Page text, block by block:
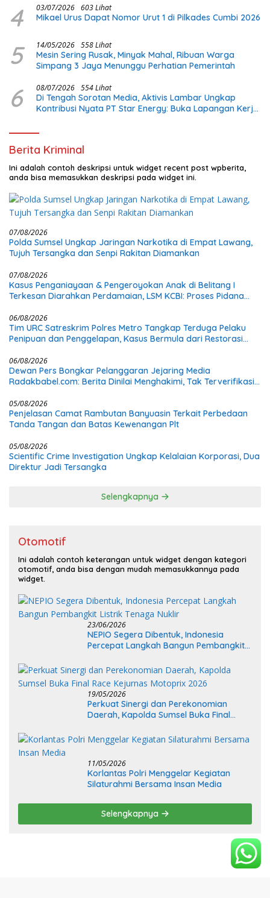
4 03/07/2026 603 Lihat
Mikael Urus Dapat Nomor Urut 1 di Pilkades Cumbi 2026
5 14/05/2026 558 Lihat
Mesin Sering Rusak, Minyak Mahal, Ribuan Warga
Simpang 3 Jaya Menunggu Perhatian Pemerintah
6 08/07/2026 554 Lihat
Di Tengah Sorotan Media, Aktivis Lambar Ungkap
Kontribusi Nyata PT Star Energy: Buka Lapangan Kerja
Berita Kriminal
Ini adalah contoh deskripsi untuk widget recent post wpberita,
anda bisa memasukkan deskripsi pada widget ini.
07/08/2026
Polda Sumsel Ungkap Jaringan Narkotika di Empat Lawang,
Tujuh Tersangka dan Senpi Rakitan Diamankan
07/08/2026
Kasus Penganiayaan & Pengeroyokan Anak di Belitang I
Terkesan Diarahkan Perdamaian, LSM KCBI: Proses Pidana
06/08/2026
Tim URC Satreskrim Polres Metro Tangkap Terduga Pelaku
Penipuan dan Penggelapan, Kasus Bermula dari Restorasi
06/08/2026
Dewan Pers Bongkar Pelanggaran Jejaring Media
Radakbabel.com: Berita Dinilai Menghakimi, Tak Terverifikasi,
05/08/2026
Penjelasan Camat Rambutan Banyuasin Terkait Perbedaan
Tanda Tangan dan Batas Kewenangan Plt
05/08/2026
Scientific Crime Investigation Ungkap Kelalaian Korporasi, Dua
Direktur Jadi Tersangka
Selengkapnya
Otomotif
Ini adalah contoh keterangan untuk widget dengan kategori
otomotif, anda bisa dengan mudah memasukkannya pada
widget.
23/06/2026
NEPIO Segera Dibentuk, Indonesia
Percepat Langkah Bangun Pembangkit
19/05/2026
Perkuat Sinergi dan Perekonomian
Daerah, Kapolda Sumsel Buka Final
11/05/2026
Korlantas Polri Menggelar Kegiatan
Silaturahmi Bersama Insan Media
Selengkapnya